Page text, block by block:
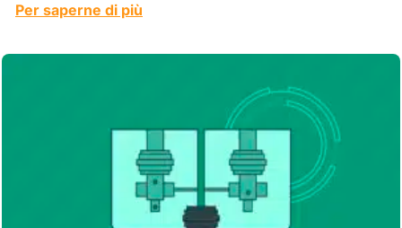
Per saperne di più